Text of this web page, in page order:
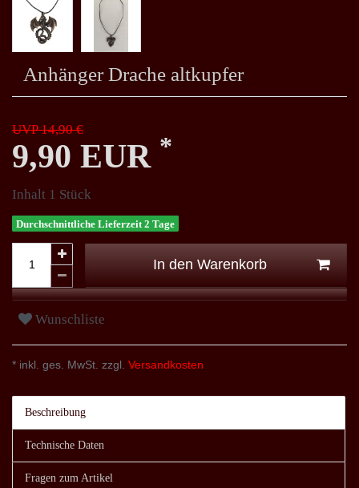
Anhänger Drache altkupfer
UVP 14,90 €
9,90 EUR *
Inhalt 1 Stück
Durchschnittliche Lieferzeit 2 Tage
In den Warenkorb
Wunschliste
* inkl. ges. MwSt. zzgl. Versandkosten
Beschreibung
Technische Daten
Fragen zum Artikel